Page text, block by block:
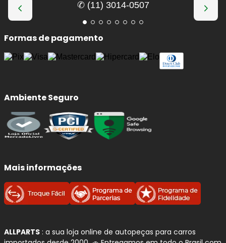
✆ (11) 3014-0507
Formas de pagamento
Ambiente Seguro
Mais informações
ALLPARTS : a sua loja online de autopeças para carros